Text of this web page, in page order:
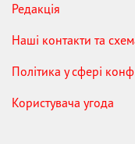
Редакція
Наші контакти та
Політика у сфері
Користувача угода